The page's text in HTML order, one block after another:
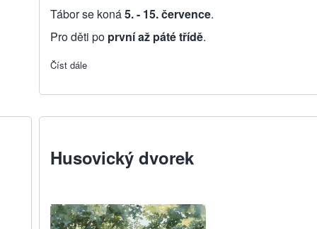
Tábor se koná5. - 15. července.
Pro děti po první až páté třídě.
Číst dále
Husovický dvorek